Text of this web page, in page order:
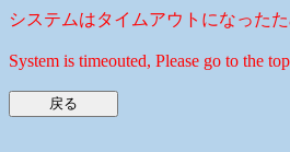
システムはタイムアウトになった
System is timeouted, Please go to the